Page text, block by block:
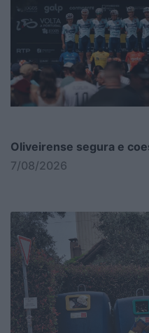
Oliveirense segura e
7/08/2026